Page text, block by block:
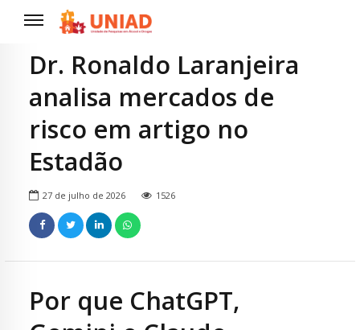
Dr. Ronaldo Laranjeira
analisa mercados de
risco em artigo no
Estadão
27 de julho de 2026 1526
Por que ChatGPT,